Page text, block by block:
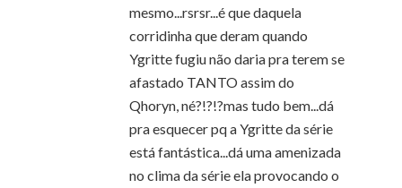
mesmo...rsrsr...é que daquela
corridinha que deram quando
Ygritte fugiu não daria pra terem se
afastado TANTO assim do
Qhoryn, né?!?!?mas tudo bem...dá
pra esquecer pq a Ygritte da série
está fantástica...dá uma amenizada
no clima da série ela provocando o